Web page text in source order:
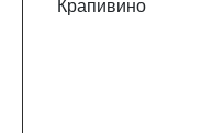
Крапивино